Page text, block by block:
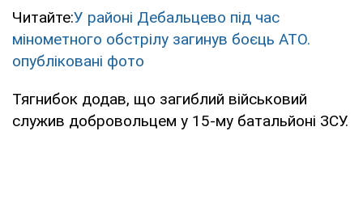
Читайте:У районі Дебальцево під час
мінометного обстрілу загинув боєць АТО.
опубліковані фото
Тягнибок додав, що загиблий військовий
служив добровольцем у 15-му батальйоні ЗСУ.